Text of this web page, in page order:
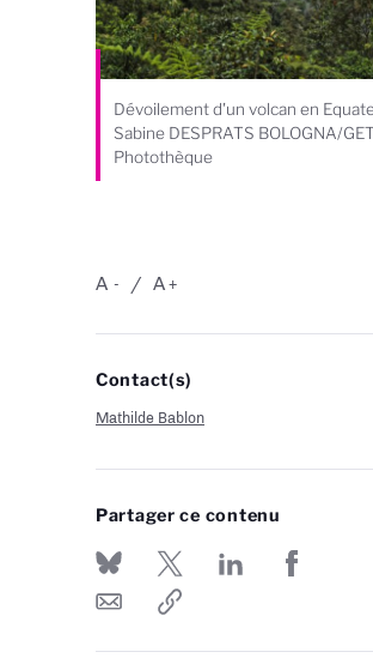
Dévoilement d'un volcan en
Sabine DESPRATS BOLOGNA/
Photothèque
-
A +
A
Contact(s)
Mathilde Bablon
Partager ce contenu